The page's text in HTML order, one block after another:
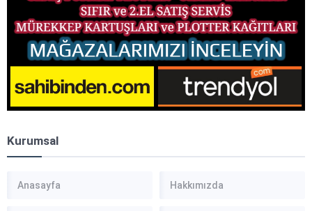
Kurumsal
Anasayfa Hakkımızda